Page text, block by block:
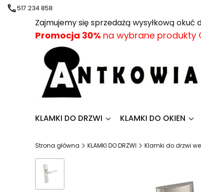
517 234 858
Zajmujemy się sprzedażą wysyłkową okuć
Promocja 30% na wybrane produkty
KLAMKI DO DRZWI KLAMKI DO OKIEN
Strona główna KLAMKI DO DRZWI Klamki do drzwi